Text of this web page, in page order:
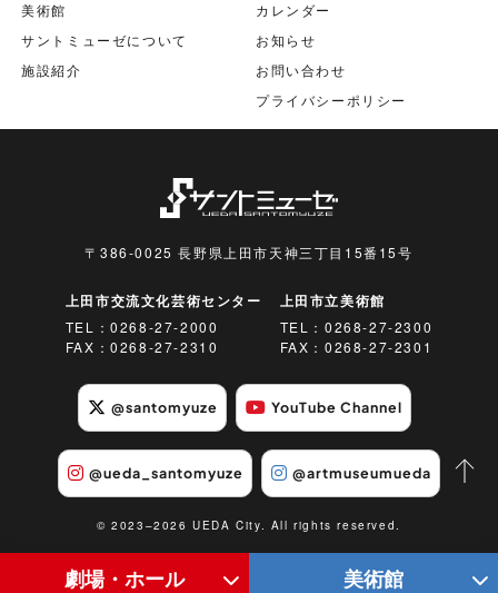
劇場・ホール 美術館
美術館
サントミューゼについて
施設紹介
カレンダー
お知らせ
お問い合わせ
プライバシーポリシー
〒386-0025 長野県上田市天神三丁目15番15号
上田市交流文化芸術センター
TEL：0268-27-2000
FAX：0268-27-2310
上田市立美術館
TEL： 0268-27-2300
FAX：0268-27-2301
@santomyuze YouTube Channel
@ueda_santomyuze @artmuseumueda
© 2023–2026 UEDA City. All rights reserved.